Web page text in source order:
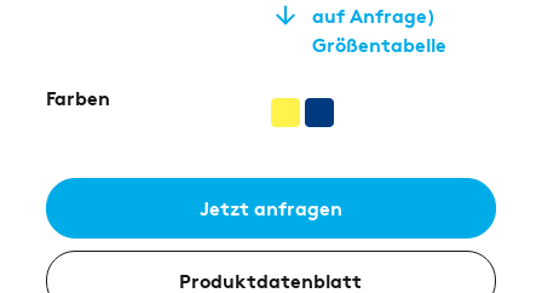
auf Anfrage)
Größentabelle
Farben
Jetzt anfragen
Produktdatenblatt